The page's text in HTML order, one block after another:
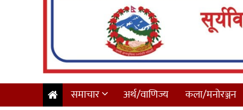
समाचार अर्थ/वाणिज्य कला/मनोरञ्जन